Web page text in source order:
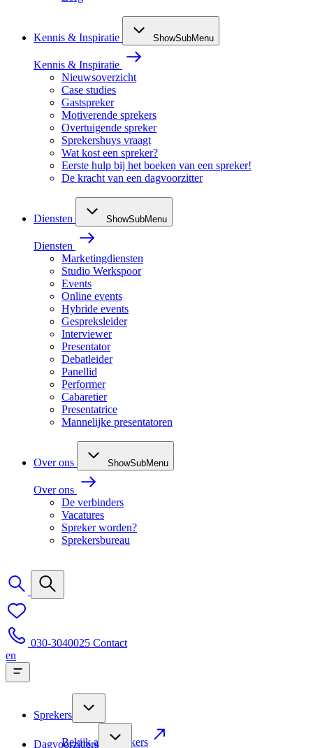
Kennis & Inspiratie ShowSubMenu
Kennis & Inspiratie
Nieuwsoverzicht
Case studies
Gastspreker
Motiverende sprekers
Overtuigende spreker
Sprekershuys vraagt
Wat kost een spreker?
Eerste hulp bij het boeken van een spreker!
De kracht van een dagvoorzitter
Diensten ShowSubMenu
Diensten
Marketingdiensten
Studio Werkspoor
Events
Online events
Hybride events
Gespreksleider
Interviewer
Presentator
Debatleider
Panellid
Performer
Cabaretier
Presentatrice
Mannelijke presentatoren
Over ons ShowSubMenu
Over ons
De verbinders
Vacatures
Spreker worden?
Sprekersbureau
030-3040025 Contact
en
Sprekers
Bekijk alle sprekers
Dagvoorzitters